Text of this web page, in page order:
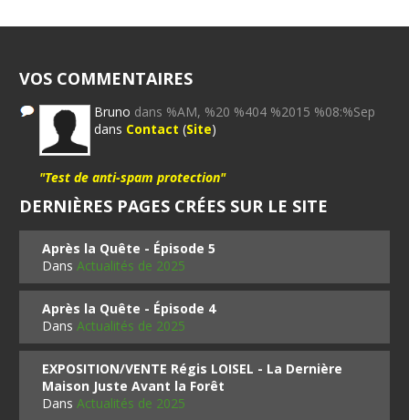
VOS COMMENTAIRES
Bruno dans %AM, %20 %404 %2015 %08:%Sep
dans Contact (Site)
"Test de anti-spam protection"
DERNIÈRES PAGES CRÉES SUR LE SITE
Après la Quête - Épisode 5
DansActualités de 2025
Après la Quête - Épisode 4
DansActualités de 2025
EXPOSITION/VENTE Régis LOISEL - La Dernière
Maison Juste Avant la Forêt
DansActualités de 2025